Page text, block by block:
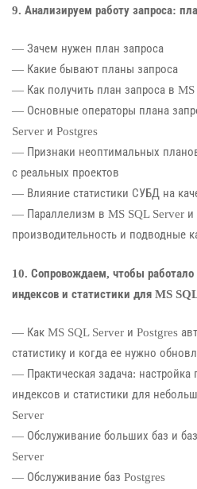
9. Анализируем работу запроса:
— Зачем нужен план запроса
— Какие бывают планы запроса
— Как получить план запроса в
— Основные операторы плана
Server и Postgres
— Признаки неоптимальных
с реальных проектов
— Влияние статистики СУБД на
— Параллелизм в MS SQL Server и
производительность и подводные
10. Сопровождаем, чтобы
индексов и статистики для MS
— Как MS SQL Server и Postgres
статистику и когда ее нужно
— Практическая задача: настройка
индексов и статистики для
Server
— Обслуживание больших баз и
Server
— Обслуживание баз Postgres